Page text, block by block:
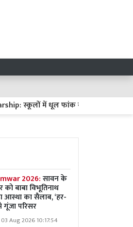
में धूल फांक रहे 17 हजार फॉर्म, 31 अगस्त
2026:सावन के
बाबा विभूतिनाथ
आस्था का सैलाब, ‘हर-
गूंजा परिसर
Aug 2026 10:17:54